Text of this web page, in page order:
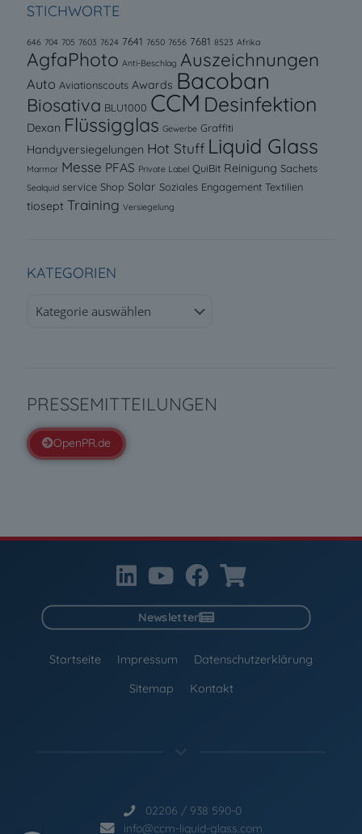
STICHWORTE
646 704 705 7603 7624 7641 7650 7656 7681 8523 Afrika
AgfaPhoto Anti-Beschlag Auszeichnungen
Auto Aviationscouts Awards Bacoban
Biosativa BLU1000 CCM Desinfektion
Dexan Flüssigglas Gewerbe Graffiti
Handyversiegelungen Hot Stuff Liquid Glass
Marmor Messe PFAS Private Label QuiBit Reinigung Sachets
Sealquid service Shop Solar Soziales Engagement Textilien
tiosept Training Versiegelung
KATEGORIEN
PRESSEMITTEILUNGEN
OpenPR.de
Startseite Impressum
Datenschutzerklärung
Sitemap
Kontakt
02206 / 938 590-0
info@ccm-liquid-glass.com
Newsletter